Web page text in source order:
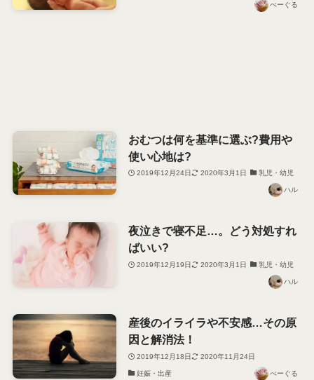
べーぐる
おむつは何を基準に選ぶ?費用や
使い心地は?
2019年12月24日 2020年3月1日 乳児・幼児
ハル
夜泣きで寝不足…。どう対処すれ
ばいい?
2019年12月19日 2020年3月1日 乳児・幼児
ハル
産後のイライラや不安感…その原
因と解消法！
2019年12月18日 2020年11月24日
妊娠・出産 べーぐる